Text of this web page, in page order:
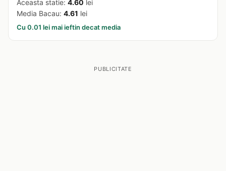
Aceasta statie: 4.60 lei
Media Bacau: 4.61 lei
Cu 0.01 lei mai ieftin decat media
PUBLICITATE